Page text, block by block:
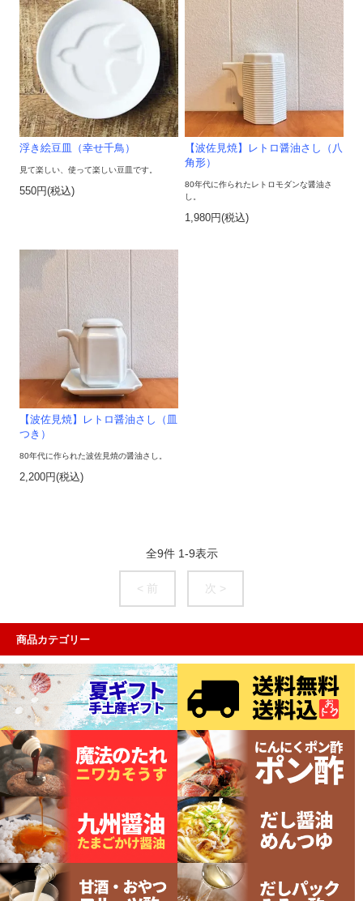
浮き絵豆皿（幸せ千鳥）
見て楽しい、使って楽しい豆皿です。
550円(税込)
【波佐見焼】レトロ醤油さし（八
角形）
80年代に作られたレトロモダンな醤油さ
し。
1,980円(税込)
【波佐見焼】レトロ醤油さし（皿
つき）
80年代に作られた波佐見焼の醤油さし。
2,200円(税込)
全9件 1-9表示
< 前 次 >
商品カテゴリー